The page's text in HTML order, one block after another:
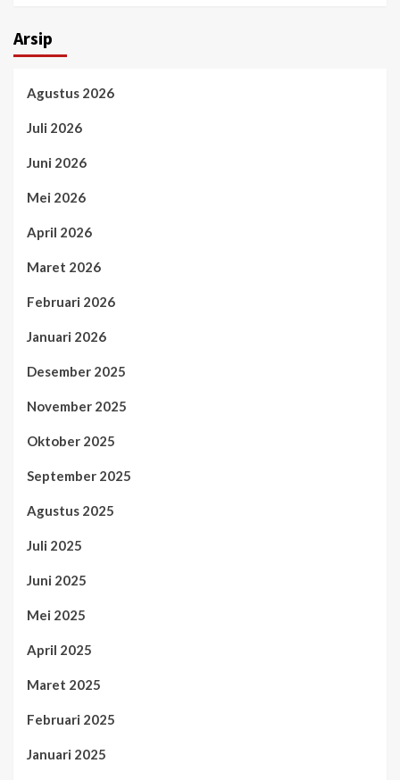
Arsip
Agustus 2026
Juli 2026
Juni 2026
Mei 2026
April 2026
Maret 2026
Februari 2026
Januari 2026
Desember 2025
November 2025
Oktober 2025
September 2025
Agustus 2025
Juli 2025
Juni 2025
Mei 2025
April 2025
Maret 2025
Februari 2025
Januari 2025